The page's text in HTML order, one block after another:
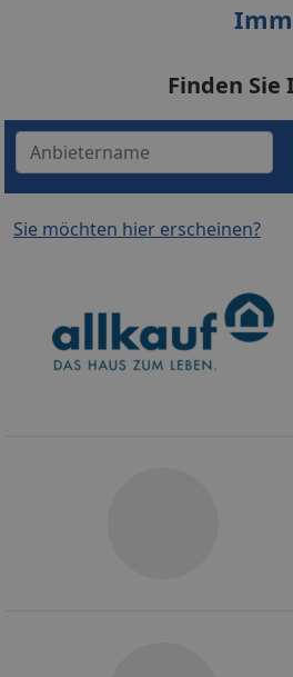
Finden
Sie möchten hier erscheinen?